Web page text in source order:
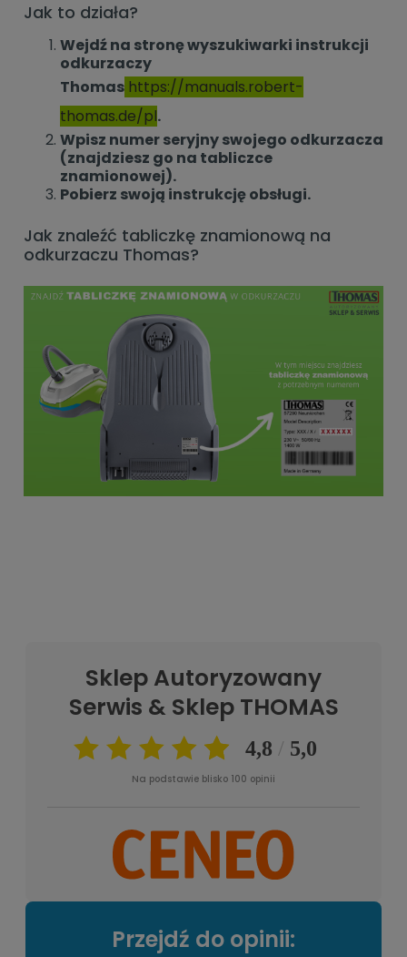
Jak to działa?
Wejdź na stronę wyszukiwarki instrukcji
odkurzaczy
Thomas https://manuals.robert-
thomas.de/pl.
Wpisz numer seryjny swojego odkurzacza
(znajdziesz go na tabliczce
znamionowej).
Pobierz swoją instrukcję obsługi.
Jak znaleźć tabliczkę znamionową na
odkurzaczu Thomas?
Sklep Autoryzowany
Serwis & Sklep THOMAS
Na podstawie blisko 100 opinii
Przejdź do opinii: